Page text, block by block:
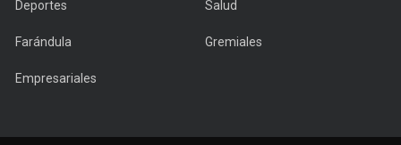
Deportes Salud
Farándula Gremiales
Empresariales